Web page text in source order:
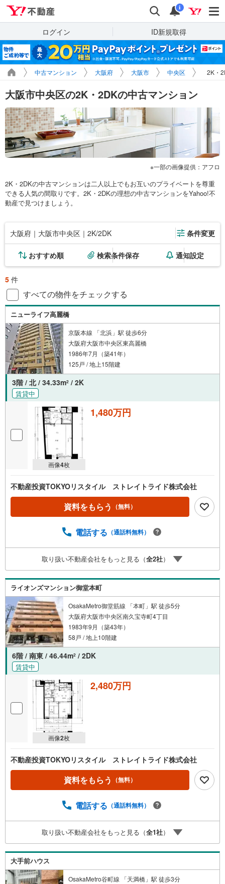
検索 通知
i
ログイン ID新規取得
中古マンション 大阪府 大阪市 中央区 2K・
大阪市中央区の2K・2DKの中古マンション
一部の画像提供：アフロ
2K・2DKの中古マンションは二人以上でもお互いのプライベートを尊重
できる人気の間取りです。2K・2DKの理想の中古マンションをYahoo!不
動産で見つけましょう。
大阪府｜大阪市中央区｜2K/2DK 条件変更
おすすめ順 検索条件保存 通知設定
5 件
すべての物件をチェックする
ニューライフ高麗橋
京阪本線 「北浜」駅 徒歩6分
大阪府大阪市中央区東高麗橋
1986年7月（築41年）
125戸 / 地上15階建
3階 / 北 / 34.33m2 / 2K
賃貸中
画像4枚
1,480万円
不動産投資TOKYOリスタイル ストレイトライド株式会社
資料をもらう （無料）
電話する （通話料無料）
取り扱い不動産会社をもっと見る（全2社）
ライオンズマンション御堂本町
OsakaMetro御堂筋線 「本町」駅 徒歩5分
大阪府大阪市中央区南久宝寺町4丁目
1983年9月（築43年）
58戸 / 地上10階建
6階 / 南東 / 46.44m2 / 2DK
賃貸中
画像2枚
2,480万円
不動産投資TOKYOリスタイル ストレイトライド株式会社
資料をもらう （無料）
電話する （通話料無料）
取り扱い不動産会社をもっと見る（全1社）
大手前ハウス
OsakaMetro谷町線 「天満橋」駅 徒歩3分